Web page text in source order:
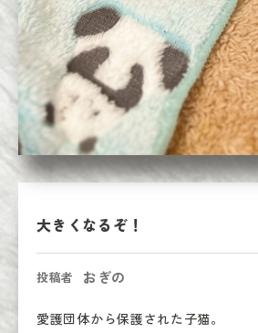
大きくなるぞ！
投稿者 おぎの
愛護団体から保護された子猫。